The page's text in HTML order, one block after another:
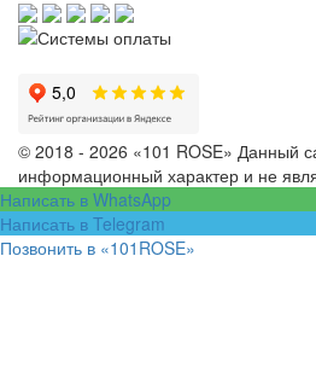
© 2018 - 2026 «101 ROSE» Данный
информационный характер и не
Написать в WhatsApp
Написать в Telegram
Позвонить в «101ROSE»